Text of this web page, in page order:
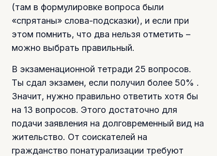
(там в формулировке вопроса были
«спрятаны» слова-подсказки), и если при
этом помнить, что два нельзя отметить –
можно выбрать правильный.
В экзаменационной тетради 25 вопросов.
Ты сдал экзамен, если получил более 50% .
Значит, нужно правильно ответить хотя бы
на 13 вопросов. Этого достаточно для
подачи заявления на долговременный вид на
жительство. От соискателей на
гражданство понатурализации требуют